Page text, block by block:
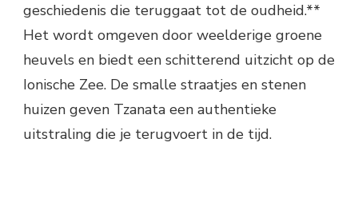
geschiedenis die teruggaat tot de oudheid.**
Het wordt omgeven door weelderige groene
heuvels en biedt een schitterend uitzicht op de
Ionische Zee. De smalle straatjes en stenen
huizen geven Tzanata een authentieke
uitstraling die je terugvoert in de tijd.